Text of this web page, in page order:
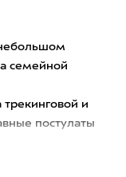
семейной
трекинговой и
постулаты